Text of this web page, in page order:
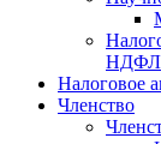
НДФЛ
Налоговое
Членство